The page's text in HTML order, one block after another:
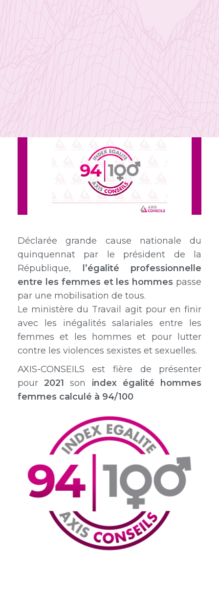
Déclarée grande cause nationale du
quinquennat par le président de la
République,
l’égalité professionnelle
entre les femmes et les hommes passe
par une mobilisation de tous.
Le ministère du Travail agit pour en finir
avec les inégalités salariales entre les
femmes et les hommes et pour lutter
contre les violences sexistes et sexuelles.
AXIS-CONSEILS est fière de présenter
pour 2021 son
index égalité hommes
femmes calculé à 94/100